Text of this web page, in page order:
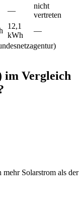
—
nicht
vertreten
12,1
kWh
—
im Vergleich
Solarstrom als der